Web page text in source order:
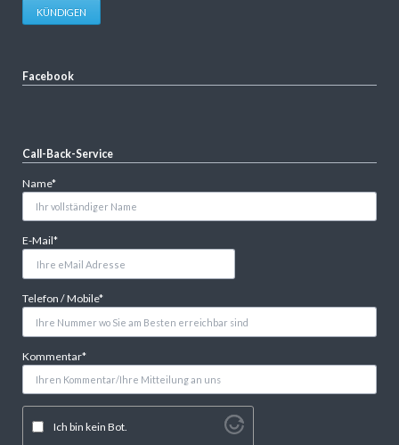
KÜNDIGEN
Facebook
Call-Back-Service
Pflichtfeld
Name*
Pflichtfeld
E-Mail*
Pflichtfeld
Telefon / Mobile*
Pflichtfeld
Kommentar*
Ich bin kein Bot.